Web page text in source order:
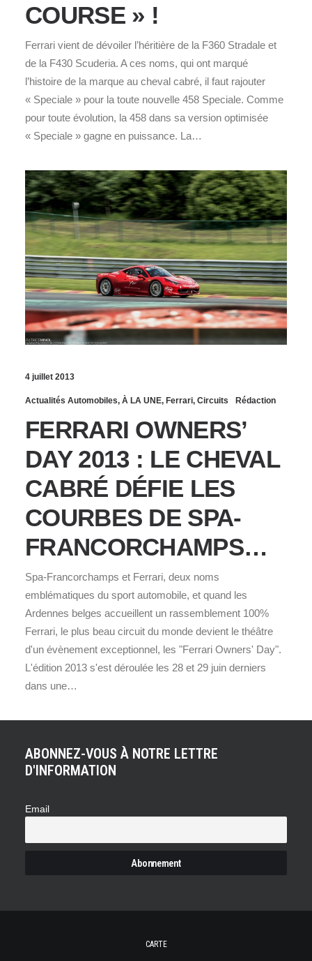
COURSE » !
Ferrari vient de dévoiler l’héritière de la F360 Stradale et
de la F430 Scuderia. A ces noms, qui ont marqué
l’histoire de la marque au cheval cabré, il faut rajouter
« Speciale » pour la toute nouvelle 458 Speciale. Comme
pour toute évolution, la 458 dans sa version optimisée
« Speciale » gagne en puissance. La…
4 juillet 2013
Actualités Automobiles, À LA UNE, Ferrari, Circuits Rédaction
FERRARI OWNERS’
DAY 2013 : LE CHEVAL
CABRÉ DÉFIE LES
COURBES DE SPA-
FRANCORCHAMPS…
Spa-Francorchamps et Ferrari, deux noms
emblématiques du sport automobile, et quand les
Ardennes belges accueillent un rassemblement 100%
Ferrari, le plus beau circuit du monde devient le théâtre
d'un évènement exceptionnel, les "Ferrari Owners' Day".
L'édition 2013 s'est déroulée les 28 et 29 juin derniers
dans une…
ABONNEZ-VOUS À NOTRE LETTRE
D'INFORMATION
Email
CARTE